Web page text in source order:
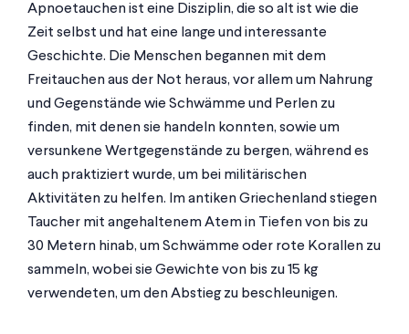
Apnoetauchen ist eine Disziplin, die so alt ist wie die
Zeit selbst und hat eine lange und interessante
Geschichte. Die Menschen begannen mit dem
Freitauchen aus der Not heraus, vor allem um Nahrung
und Gegenstände wie Schwämme und Perlen zu
finden, mit denen sie handeln konnten, sowie um
versunkene Wertgegenstände zu bergen, während es
auch praktiziert wurde, um bei militärischen
Aktivitäten zu helfen. Im antiken Griechenland stiegen
Taucher mit angehaltenem Atem in Tiefen von bis zu
30 Metern hinab, um Schwämme oder rote Korallen zu
sammeln, wobei sie Gewichte von bis zu 15 kg
verwendeten, um den Abstieg zu beschleunigen.